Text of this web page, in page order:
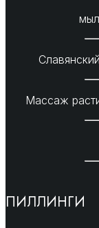
Массаж
ПИЛЛИНГИ